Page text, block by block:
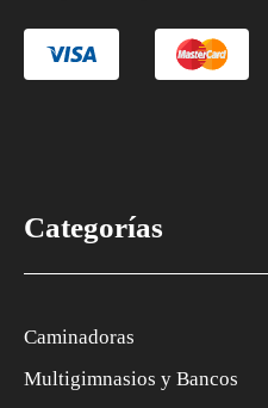
Categorías
Caminadoras
Multigimnasios y Bancos